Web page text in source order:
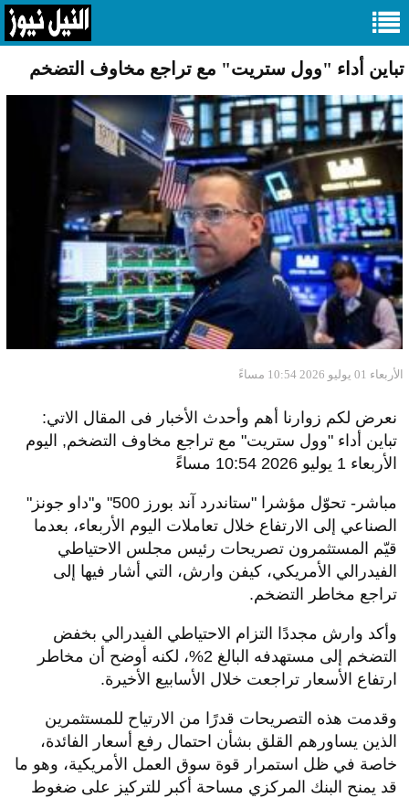
تباين أداء "وول ستريت" مع تراجع مخاوف التضخم
الأربعاء 01 يوليو 2026 10:54 مساءً
نعرض لكم زوارنا أهم وأحدث الأخبار فى المقال الاتي:
تباين أداء "وول ستريت" مع تراجع مخاوف التضخم, اليوم
الأربعاء 1 يوليو 2026 10:54 مساءً
مباشر- تحوّل مؤشرا "ستاندرد آند بورز 500" و"داو جونز"
الصناعي إلى الارتفاع خلال تعاملات اليوم الأربعاء، بعدما
قيّم المستثمرون تصريحات رئيس مجلس الاحتياطي
الفيدرالي الأمريكي، كيفن وارش، التي أشار فيها إلى
تراجع مخاطر التضخم.
وأكد وارش مجددًا التزام الاحتياطي الفيدرالي بخفض
التضخم إلى مستهدفه البالغ 2%، لكنه أوضح أن مخاطر
ارتفاع الأسعار تراجعت خلال الأسابيع الأخيرة.
وقدمت هذه التصريحات قدرًا من الارتياح للمستثمرين
الذين يساورهم القلق بشأن احتمال رفع أسعار الفائدة،
خاصة في ظل استمرار قوة سوق العمل الأمريكية، وهو ما
قد يمنح البنك المركزي مساحة أكبر للتركيز على ضغوط